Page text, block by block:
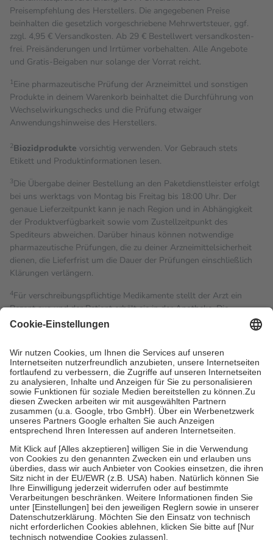
Preisempfehlung des Herstellers. Die angegebenen Preise
beinhalten die gesetzlich vorgeschriebene Mehrwertsteuer, ggf.
zzgl. 4,95 € Versandkosten. Ab 29 € Bestell­wert versand­kosten­
frei. Preisänderungen und Irrtümer vorbehalten. Alle Angebote
und Gratis-Beigaben nur solange der Vorrat reicht.
1Eine pharmazeutische Prüfung der Arzneimittel und sonstigen
Produkte in deinem Warenkorb beinhaltet die Durchführung von
Wechselwirkungschecks und die Prüfung etwaiger
Anwendungshinweise des Herstellers.
2Biozidprodukte vorsichtig verwenden. Vor Gebrauch stets
Etikett und Produktinformationen lesen.
3Die Übergabe deiner Bestellung an den Paketdienstleister erfolgt
bei uns werktags von Montag bis Freitag bis 18:00 Uhr. Der
genaue Lieferzeitpunkt kann je nach Region und in Abhängigkeit
der Produktverfügbarkeit sowie vom Zustellzeitpunkt des
Spediteurs abweichen. Darüber hinaus können notwendige
pharmazeutische Prüfungen, die zu deiner Arzneimittelsicherheit
dienen, die Lieferfrist um die Dauer der Prüfungen einschließlich
Klärungen verlängern.
4Für verschreibungspflichtige Medikamente stellt der Arzt ein
Rezept aus und der Patient erhält sie in der Apotheke. Die
gesetzliche Krankenversicherung übernimmt in der Regel die
Kosten dafür, der Versicherte trägt einen Teil davon als Zuzahlung
mit.
Grundsätzlich leisten Mitglieder Zuzahlungen in Höhe von zehn
Prozent des Abgabepreises,mindestensjedochfünf Euround
höchstens zehn Euro.Es sind jedoch nie mehr als die
tatsächlichen Kosten der Leistung zu entrichten.
Diese Regeln gelten grundsätzlich auch für Online-Apotheken.
Bei Heilmitteln und häuslicher Krankenpflege beträgt die
Zuzahlung zehn Prozent der Kosten sowie zehn Euro je
Verordnung.
Um das Engagement der Versicherten für ihre eigene Gesundheit
zu stärken und die besondere Stellung der Familie zu unterstützen,
fallenkeine Zuzahlungen an bei:
• Kindern und Jugendlichen bis zum vollendeten 18. Lebensjahr
mit Ausnahme der Fahrkosten
• Untersuchungen zur Vorsorge und Früherkennung, die von der